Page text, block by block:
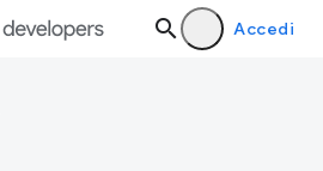
Accedi